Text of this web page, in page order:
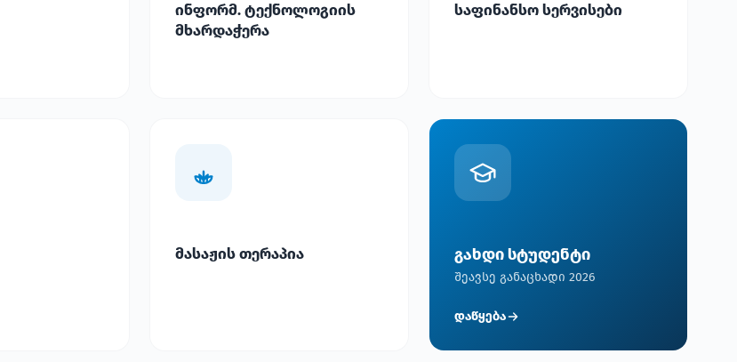
ინფორმ. ტექნოლოგიის
მხარდაჭერა
საფინანსო სერვისები
მასაჟის თერაპია გახდი სტუდენტი
შეავსე განაცხადი 2026
დაწყება